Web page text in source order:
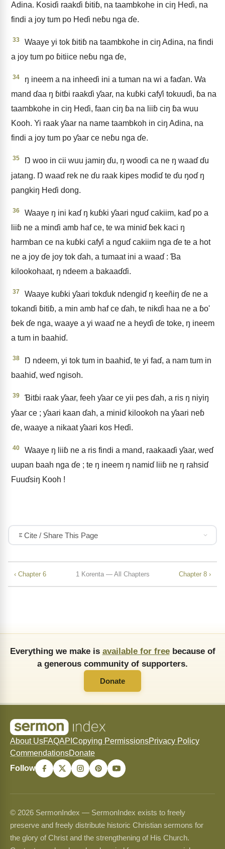
Adina. Kosiɗi raakɗi ɓitiɓ, na taambkohe in ciŋ Heɗi, na
findi a joy tum po Heɗi neɓu nga ɗe.
33
Waaye yi tok ɓitiɓ na taambkohe in ciŋ Adina, na findi
a joy tum po ɓitiice neɓu nga ɗe,
34
ŋ ineem a na inheeɗi ini a tuman na wi a faɗan. Wa
mand ɗaa ŋ ɓitɓi raakɗi ƴaar, na kuɓki cafƴi tokuuɗi, ɓa na
taambkohe in ciŋ Heɗi, faan ciŋ ɓa na liiɓ ciŋ ɓa wuu
Kooh. Yi raak ƴaar na name taambkoh in ciŋ Adina, na
findi a joy tum po ƴaar ce neɓu nga ɗe.
35
Ŋ woo in cii wuu jamiŋ ɗu, ŋ wooɗi ca ne ŋ waaɗ ɗu
jatang. Ŋ waaɗ rek ne ɗu raak kipes moɗiɗ te ɗu ŋoɗ ŋ
pangkiŋ Heɗi dong.
36
Waaye ŋ ini kaɗ ŋ kuɓki ƴaari nguɗ cakiim, kaɗ po a
liiɓ ne a minɗi amb haf ce, te wa miniɗ ɓek kaci ŋ
harmban ce na kuɓki cafƴi a nguɗ cakiim nga ɗe te a hot
ne a joy ɗe joy tok ɗah, a tumaat ini a waaɗ : Ɓa
kilookohaat, ŋ ndeem a bakaaɗɗi.
37
Waaye kuɓki ƴaari tokɗuk ndengiɗ ŋ keeñiŋ ɗe ne a
tokanɗi ɓitiɓ, a min amb haf ce ɗah, te nikɗi haa ne a ɓo'
ɓek ɗe nga, waaye a yi waaɗ ne a heyɗi ɗe toke, ŋ ineem
a tum in baahiɗ.
38
Ŋ ndeem, yi tok tum in baahiɗ, te yi faɗ, a nam tum in
baahiɗ, weɗ ngisoh.
39
Ɓitɓi raak ƴaar, feeh ƴaar ce yii pes ɗah, a ris ŋ niyiŋ
ƴaar ce ; ƴaari kaan ɗah, a miniɗ kilookoh na ƴaari neɓ
ɗe, waaye a nikaat ƴaari kos Heɗi.
40
Waaye ŋ liiɓ ne a ris findi a mand, raakaaɗi ƴaar, weɗ
uupan baah nga ɗe ; te ŋ ineem ŋ namiɗ liiɓ ne ŋ rahsiɗ
Fuuɗsiŋ Kooh !
Cite / Share This Page
‹ Chapter 6 1 Korenta — All Chapters Chapter 8 ›
Everything we make is available for freebecause of
a generous community of supporters.
Donate
About UsFAQAPI Copying PermissionsPrivacy Policy
CommendationsDonate
Follow
© 2026 SermonIndex — SermonIndex exists to freely
preserve and freely distribute historic Christian sermons for
the glory of Christ and the strengthening of His Church.